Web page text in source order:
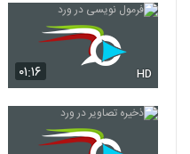
۰۱:۱۶ HD